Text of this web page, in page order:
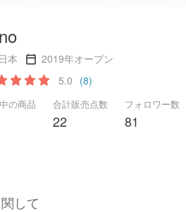
日本
2019年オープン
5.0 (8)
の商品 合計販売点数
22
フォロワー数
81
して